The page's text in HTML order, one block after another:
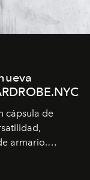
cápsula de
armario.